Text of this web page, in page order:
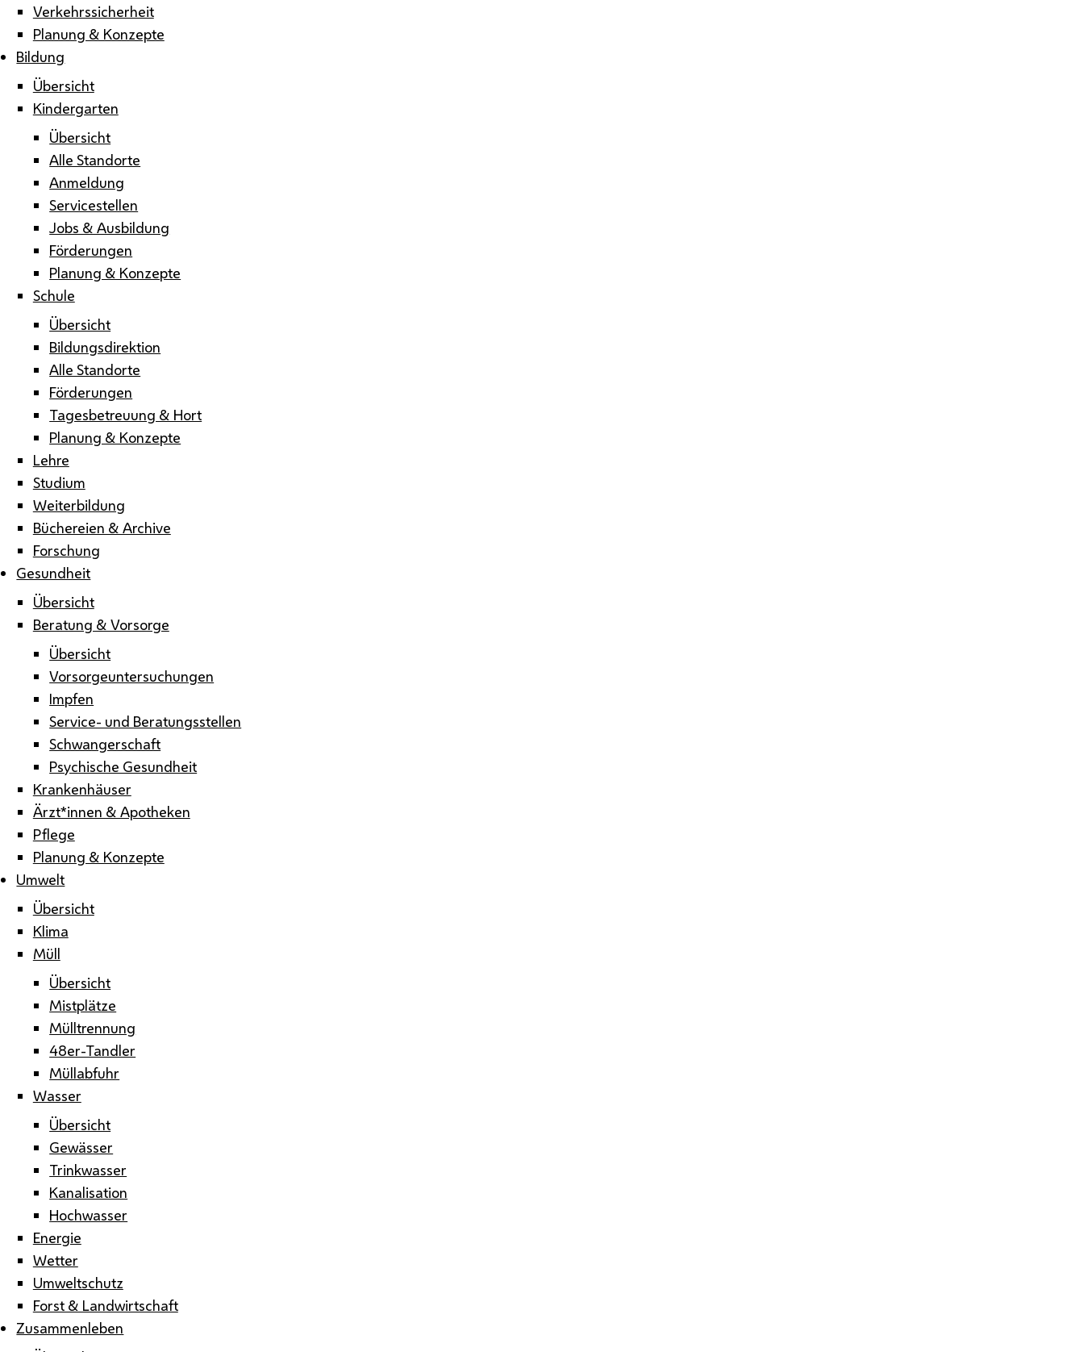
Verkehrssicherheit
Planung & Konzepte
Bildung
Übersicht
Kindergarten
Übersicht
Alle Standorte
Anmeldung
Servicestellen
Jobs & Ausbildung
Förderungen
Planung & Konzepte
Schule
Übersicht
Bildungsdirektion
Alle Standorte
Förderungen
Tagesbetreuung & Hort
Planung & Konzepte
Lehre
Studium
Weiterbildung
Büchereien & Archive
Forschung
Gesundheit
Übersicht
Beratung & Vorsorge
Übersicht
Vorsorgeuntersuchungen
Impfen
Service- und Beratungsstellen
Schwangerschaft
Psychische Gesundheit
Krankenhäuser
Ärzt*innen & Apotheken
Pflege
Planung & Konzepte
Umwelt
Übersicht
Klima
Müll
Übersicht
Mistplätze
Mülltrennung
48er-Tandler
Müllabfuhr
Wasser
Übersicht
Gewässer
Trinkwasser
Kanalisation
Hochwasser
Energie
Wetter
Umweltschutz
Forst & Landwirtschaft
Zusammenleben